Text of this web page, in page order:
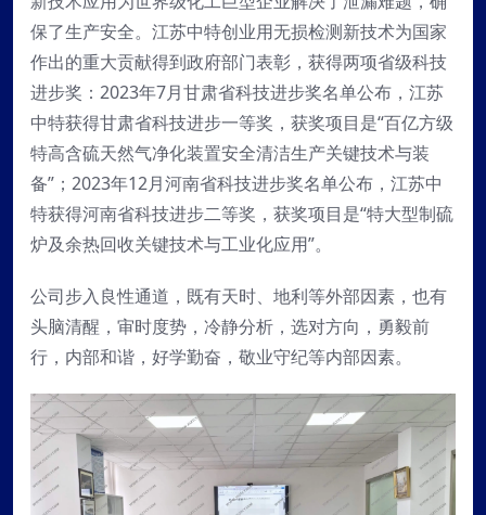
保了生产安全。江苏中特创业用无损检测新技术为国家
作出的重大贡献得到政府部门表彰，获得两项省级科技
进步奖：2023年7月甘肃省科技进步奖名单公布，江苏
中特获得甘肃省科技进步一等奖，获奖项目是“百亿方级
特高含硫天然气净化装置安全清洁生产关键技术与装
备”；2023年12月河南省科技进步奖名单公布，江苏中
特获得河南省科技进步二等奖，获奖项目是“特大型制硫
炉及余热回收关键技术与工业化应用”。
公司步入良性通道，既有天时、地利等外部因素，也有
头脑清醒，审时度势，冷静分析，选对方向，勇毅前
行，内部和谐，好学勤奋，敬业守纪等内部因素。